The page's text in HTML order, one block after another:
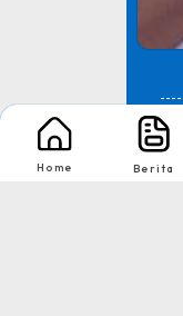
Home Berita